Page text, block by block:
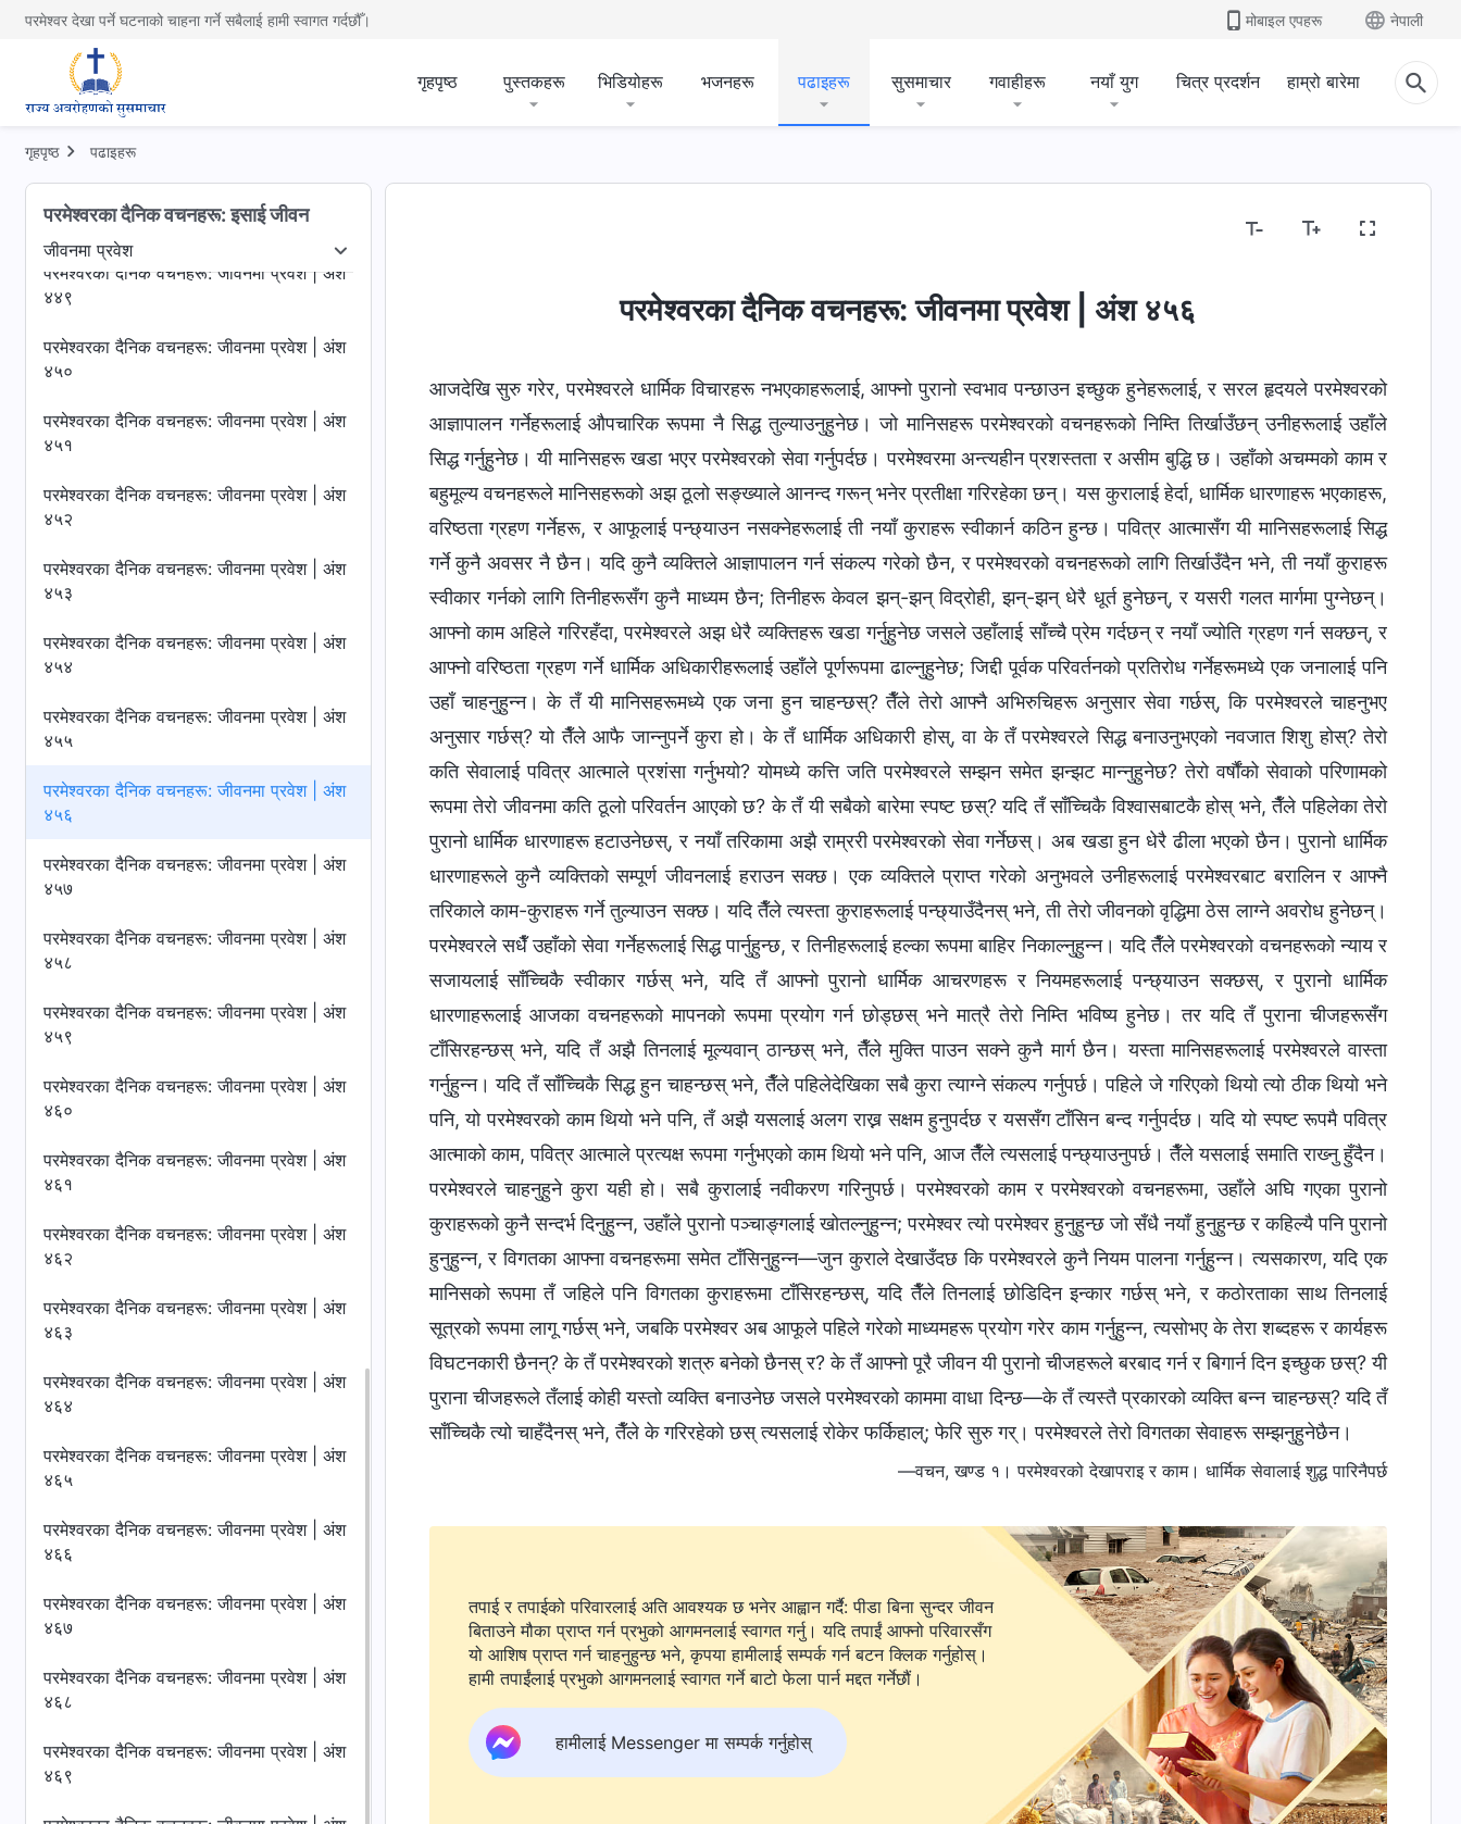
परमेश्वर देखा पर्ने घटनाको चाहना गर्ने सबैलाई हामी स्वागत गर्दछौँ। मोबाइल एपहरू नेपाली
गृहपृष्ठ पुस्तकहरू भिडियोहरू भजनहरू पढाइहरू सुसमाचार गवाहीहरू नयाँ युग चित्र प्रदर्शन हाम्रो बारेमा
गृहपृष्ठ पढाइहरू
परमेश्‍वरका दैनिक वचनहरू: इसाई जीवन
जीवनमा प्रवेश
गर्नु जीवनमा प्रवेश गन्तव्य र परिणामहरू
परमेश्‍वरका दैनिक वचनहरू: जीवनमा प्रवेश | अंश
४४६
४४७
परमेश्‍वरका दैनिक वचनहरू: जीवनमा प्रवेश | अंश
४४८
परमेश्‍वरका दैनिक वचनहरू: जीवनमा प्रवेश | अंश
४४९
परमेश्‍वरका दैनिक वचनहरू: जीवनमा प्रवेश | अंश
४५०
परमेश्‍वरका दैनिक वचनहरू: जीवनमा प्रवेश | अंश
४५१
परमेश्‍वरका दैनिक वचनहरू: जीवनमा प्रवेश | अंश
४५२
परमेश्‍वरका दैनिक वचनहरू: जीवनमा प्रवेश | अंश
४५३
परमेश्‍वरका दैनिक वचनहरू: जीवनमा प्रवेश | अंश
४५४
परमेश्‍वरका दैनिक वचनहरू: जीवनमा प्रवेश | अंश
४५५
परमेश्‍वरका दैनिक वचनहरू: जीवनमा प्रवेश | अंश
४५६
परमेश्‍वरका दैनिक वचनहरू: जीवनमा प्रवेश | अंश
४५७
परमेश्‍वरका दैनिक वचनहरू: जीवनमा प्रवेश | अंश
४५८
परमेश्‍वरका दैनिक वचनहरू: जीवनमा प्रवेश | अंश
४५९
परमेश्‍वरका दैनिक वचनहरू: जीवनमा प्रवेश | अंश
४६०
परमेश्‍वरका दैनिक वचनहरू: जीवनमा प्रवेश | अंश
४६१
परमेश्‍वरका दैनिक वचनहरू: जीवनमा प्रवेश | अंश
४६२
परमेश्‍वरका दैनिक वचनहरू: जीवनमा प्रवेश | अंश
४६३
परमेश्‍वरका दैनिक वचनहरू: जीवनमा प्रवेश | अंश
४६४
परमेश्‍वरका दैनिक वचनहरू: जीवनमा प्रवेश | अंश
४६५
परमेश्‍वरका दैनिक वचनहरू: जीवनमा प्रवेश | अंश
४६६
परमेश्‍वरका दैनिक वचनहरू: जीवनमा प्रवेश | अंश
४६७
परमेश्‍वरका दैनिक वचनहरू: जीवनमा प्रवेश | अंश
४६८
परमेश्‍वरका दैनिक वचनहरू: जीवनमा प्रवेश | अंश
४६९
परमेश्‍वरका दैनिक वचनहरू: जीवनमा प्रवेश | अंश ४५६
आजदेखि सुरु गरेर, परमेश्‍वरले धार्मिक विचारहरू नभएकाहरूलाई, आफ्नो पुरानो स्वभाव पन्छाउन इच्छुक हुनेहरूलाई, र सरल हृदयले परमेश्‍वरको
आज्ञापालन गर्नेहरूलाई औपचारिक रूपमा नै सिद्ध तुल्याउनुहुनेछ। जो मानिसहरू परमेश्‍वरको वचनहरूको निम्ति तिर्खाउँछन् उनीहरूलाई उहाँले
सिद्ध गर्नुहुनेछ। यी मानिसहरू खडा भएर परमेश्‍वरको सेवा गर्नुपर्दछ। परमेश्‍वरमा अन्त्यहीन प्रशस्तता र असीम बुद्धि छ। उहाँको अचम्मको काम र
बहुमूल्य वचनहरूले मानिसहरूको अझ ठूलो सङ्ख्याले आनन्द गरून् भनेर प्रतीक्षा गरिरहेका छन्। यस कुरालाई हेर्दा, धार्मिक धारणाहरू भएकाहरू,
वरिष्ठता ग्रहण गर्नेहरू, र आफूलाई पन्छ्याउन नसक्नेहरूलाई ती नयाँ कुराहरू स्वीकार्न कठिन हुन्छ। पवित्र आत्मासँग यी मानिसहरूलाई सिद्ध
गर्ने कुनै अवसर नै छैन। यदि कुनै व्यक्तिले आज्ञापालन गर्न संकल्प गरेको छैन, र परमेश्‍वरको वचनहरूको लागि तिर्खाउँदैन भने, ती नयाँ कुराहरू
स्वीकार गर्नको लागि तिनीहरूसँग कुनै माध्यम छैन; तिनीहरू केवल झन्-झन् विद्रोही, झन्-झन् धेरै धूर्त हुनेछन्, र यसरी गलत मार्गमा पुग्‍नेछन्।
आफ्नो काम अहिले गरिरहँदा, परमेश्‍वरले अझ धेरै व्यक्तिहरू खडा गर्नुहुनेछ जसले उहाँलाई साँच्चै प्रेम गर्दछन् र नयाँ ज्योति ग्रहण गर्न सक्छन्, र
आफ्नो वरिष्ठता ग्रहण गर्ने धार्मिक अधिकारीहरूलाई उहाँले पूर्णरूपमा ढाल्नुहुनेछ; जिद्दी पूर्वक परिवर्तनको प्रतिरोध गर्नेहरूमध्ये एक जनालाई पनि
उहाँ चाहनुहुन्न। के तँ यी मानिसहरूमध्ये एक जना हुन चाहन्छस्? तैँले तेरो आफ्नै अभिरुचिहरू अनुसार सेवा गर्छस्, कि परमेश्‍वरले चाहनुभए
अनुसार गर्छस्? यो तैँले आफै जान्‍नुपर्ने कुरा हो। के तँ धार्मिक अधिकारी होस्, वा के तँ परमेश्‍वरले सिद्ध बनाउनुभएको नवजात शिशु होस्? तेरो
कति सेवालाई पवित्र आत्माले प्रशंसा गर्नुभयो? योमध्ये कत्ति जति परमेश्‍वरले सम्झन समेत झन्झट मान्नुहुनेछ? तेरो वर्षौंको सेवाको परिणामको
रूपमा तेरो जीवनमा कति ठूलो परिवर्तन आएको छ? के तँ यी सबैको बारेमा स्पष्ट छस्? यदि तँ साँच्चिकै विश्‍वासबाटकै होस् भने, तैँले पहिलेका तेरो
पुरानो धार्मिक धारणाहरू हटाउनेछस्, र नयाँ तरिकामा अझै राम्ररी परमेश्‍वरको सेवा गर्नेछस्। अब खडा हुन धेरै ढीला भएको छैन। पुरानो धार्मिक
धारणाहरूले कुनै व्यक्तिको सम्पूर्ण जीवनलाई हराउन सक्छ। एक व्यक्तिले प्राप्त गरेको अनुभवले उनीहरूलाई परमेश्‍वरबाट बरालिन र आफ्नै
तरिकाले काम-कुराहरू गर्ने तुल्याउन सक्छ। यदि तैँले त्यस्ता कुराहरूलाई पन्छ्याउँदैनस् भने, ती तेरो जीवनको वृद्धिमा ठेस लाग्ने अवरोध हुनेछन्।
परमेश्‍वरले सधैँ उहाँको सेवा गर्नेहरूलाई सिद्ध पार्नुहुन्छ, र तिनीहरूलाई हल्का रूपमा बाहिर निकाल्नुहुन्न। यदि तैँले परमेश्‍वरको वचनहरूको न्याय र
सजायलाई साँच्चिकै स्वीकार गर्छस् भने, यदि तँ आफ्नो पुरानो धार्मिक आचरणहरू र नियमहरूलाई पन्छ्याउन सक्छस्, र पुरानो धार्मिक
धारणाहरूलाई आजका वचनहरूको मापनको रूपमा प्रयोग गर्न छोड्छस् भने मात्रै तेरो निम्ति भविष्य हुनेछ। तर यदि तँ पुराना चीजहरूसँग
टाँसिरहन्छस् भने, यदि तँ अझै तिनलाई मूल्यवान् ठान्छस् भने, तैँले मुक्ति पाउन सक्ने कुनै मार्ग छैन। यस्ता मानिसहरूलाई परमेश्‍वरले वास्ता
गर्नुहुन्न। यदि तँ साँच्चिकै सिद्ध हुन चाहन्छस् भने, तैँले पहिलेदेखिका सबै कुरा त्याग्ने संकल्प गर्नुपर्छ। पहिले जे गरिएको थियो त्यो ठीक थियो भने
पनि, यो परमेश्‍वरको काम थियो भने पनि, तँ अझै यसलाई अलग राख्न सक्षम हुनुपर्दछ र यससँग टाँसिन बन्द गर्नुपर्दछ। यदि यो स्पष्ट रूपमै पवित्र
आत्माको काम, पवित्र आत्माले प्रत्यक्ष रूपमा गर्नुभएको काम थियो भने पनि, आज तैँले त्यसलाई पन्छ्याउनुपर्छ। तैँले यसलाई समाति राख्‍नु हुँदैन।
परमेश्‍वरले चाहनुहुने कुरा यही हो। सबै कुरालाई नवीकरण गरिनुपर्छ। परमेश्‍वरको काम र परमेश्‍वरको वचनहरूमा, उहाँले अघि गएका पुरानो
कुराहरूको कुनै सन्दर्भ दिनुहुन्न, उहाँले पुरानो पञ्चाङ्गलाई खोतल्नुहुन्न; परमेश्‍वर त्यो परमेश्‍वर हुनुहुन्छ जो सँधै नयाँ हुनुहुन्छ र कहिल्यै पनि पुरानो
हुनुहुन्न, र विगतका आफ्ना वचनहरूमा समेत टाँसिनुहुन्न—जुन कुराले देखाउँदछ कि परमेश्‍वरले कुनै नियम पालना गर्नुहुन्न। त्यसकारण, यदि एक
मानिसको रूपमा तँ जहिले पनि विगतका कुराहरूमा टाँसिरहन्छस्, यदि तैँले तिनलाई छोडिदिन इन्कार गर्छस् भने, र कठोरताका साथ तिनलाई
सूत्रको रूपमा लागू गर्छस् भने, जबकि परमेश्‍वर अब आफूले पहिले गरेको माध्यमहरू प्रयोग गरेर काम गर्नुहुन्न, त्यसोभए के तेरा शब्दहरू र कार्यहरू
विघटनकारी छैनन्? के तँ परमेश्‍वरको शत्रु बनेको छैनस् र? के तँ आफ्नो पूरै जीवन यी पुरानो चीजहरूले बरबाद गर्न र बिगार्न दिन इच्छुक छस्? यी
पुराना चीजहरूले तँलाई कोही यस्तो व्यक्ति बनाउनेछ जसले परमेश्‍वरको काममा वाधा दिन्छ—के तँ त्यस्तै प्रकारको व्यक्ति बन्‍न चाहन्छस्? यदि तँ
साँच्चिकै त्यो चाहँदैनस् भने, तैँले के गरिरहेको छस् त्यसलाई रोकेर फर्किहाल्; फेरि सुरु गर्। परमेश्‍वरले तेरो विगतका सेवाहरू सम्‍झनुहुनेछैन।
—वचन, खण्ड १। परमेश्‍वरको देखापराइ र काम। धार्मिक सेवालाई शुद्ध पारिनैपर्छ
तपाई र तपाईको परिवारलाई अति आवश्यक छ भनेर आह्वान गर्दै: पीडा बिना सुन्दर जीवन
बिताउने मौका प्राप्त गर्न प्रभुको आगमनलाई स्वागत गर्नु। यदि तपाईं आफ्नो परिवारसँग
यो आशिष प्राप्त गर्न चाहनुहुन्छ भने, कृपया हामीलाई सम्पर्क गर्न बटन क्लिक गर्नुहोस्।
हामी तपाईंलाई प्रभुको आगमनलाई स्वागत गर्ने बाटो फेला पार्न मद्दत गर्नेछौं।
हामीलाई Messenger मा सम्पर्क गर्नुहोस्